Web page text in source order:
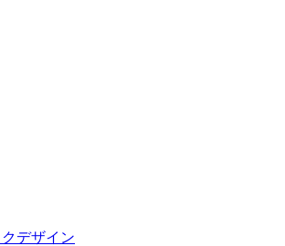
デザイン